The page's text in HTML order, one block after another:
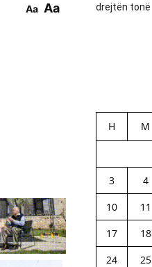
Aa Aa
drejtën tonë
H M
3
4
10
11
17
18
24
25